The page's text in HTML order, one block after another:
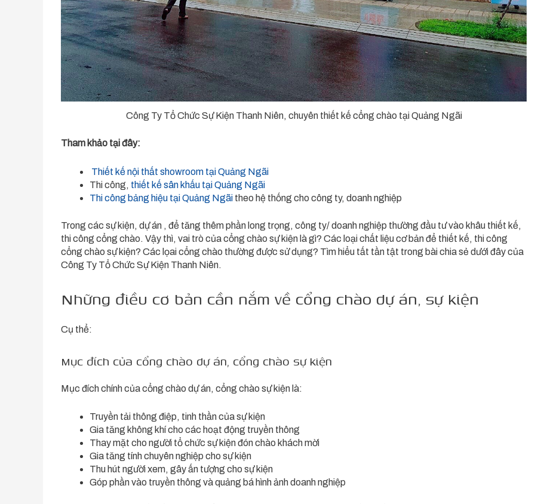
Công Ty Tổ Chức Sự Kiện Thanh Niên, chuyên thiết kế cổng chào tại Quảng Ngãi
Tham khảo tại đây:
Thiết kế nội thất showroom tại Quảng Ngãi
Thi công, thiết kế sân khấu tại Quảng Ngãi
Thi công bảng hiệu tại Quảng Ngãi theo hệ thống cho công ty, doanh nghiệp
Trong các sự kiện, dự án , để tăng thêm phần long trọng, công ty/ doanh nghiệp thường đầu tư vào khâu thiết kế,
thi công cổng chào. Vậy thì, vai trò của cổng chào sự kiện là gì? Các loại chất liệu cơ bản để thiết kế, thi công
cổng chào sự kiện? Các lọai cổng chào thường được sử dụng? Tìm hiểu tất tần tật trong bài chia sẻ dưới đây của
Công Ty Tổ Chức Sự Kiện Thanh Niên.
Những điều cơ bản cần nắm về cổng chào dự án, sự kiện
Cụ thể:
Mục đích của cổng chào dự án, cổng chào sự kiện
Mục đích chính của cổng chào dự án, cổng chào sự kiện là:
Truyền tải thông điệp, tinh thần của sự kiện
Gia tăng không khí cho các hoạt động truyền thông
Thay mặt cho người tổ chức sự kiện đón chào khách mời
Gia tăng tính chuyên nghiệp cho sự kiện
Thu hút người xem, gây ấn tượng cho sự kiện
Góp phần vào truyền thông và quảng bá hình ảnh doanh nghiệp